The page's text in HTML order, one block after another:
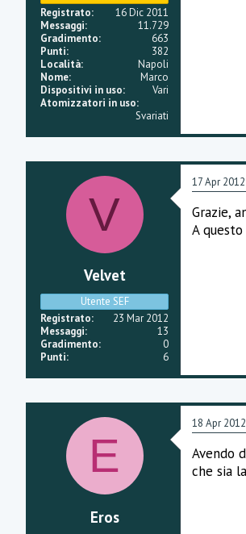
Registrato
16 Dic 2011
Messaggi
11.729
Gradimento
663
Punti
382
Località
Napoli
Nome
Marco
Dispositivi in uso
Vari
Atomizzatori in uso
Svariati
V
Velvet
Utente SEF
Registrato
23 Mar 2012
Messaggi
13
Gradimento
0
Punti
6
17 Apr 2012
Grazie,
A
E
Eros
18 Apr 2012
Avendo
che sia